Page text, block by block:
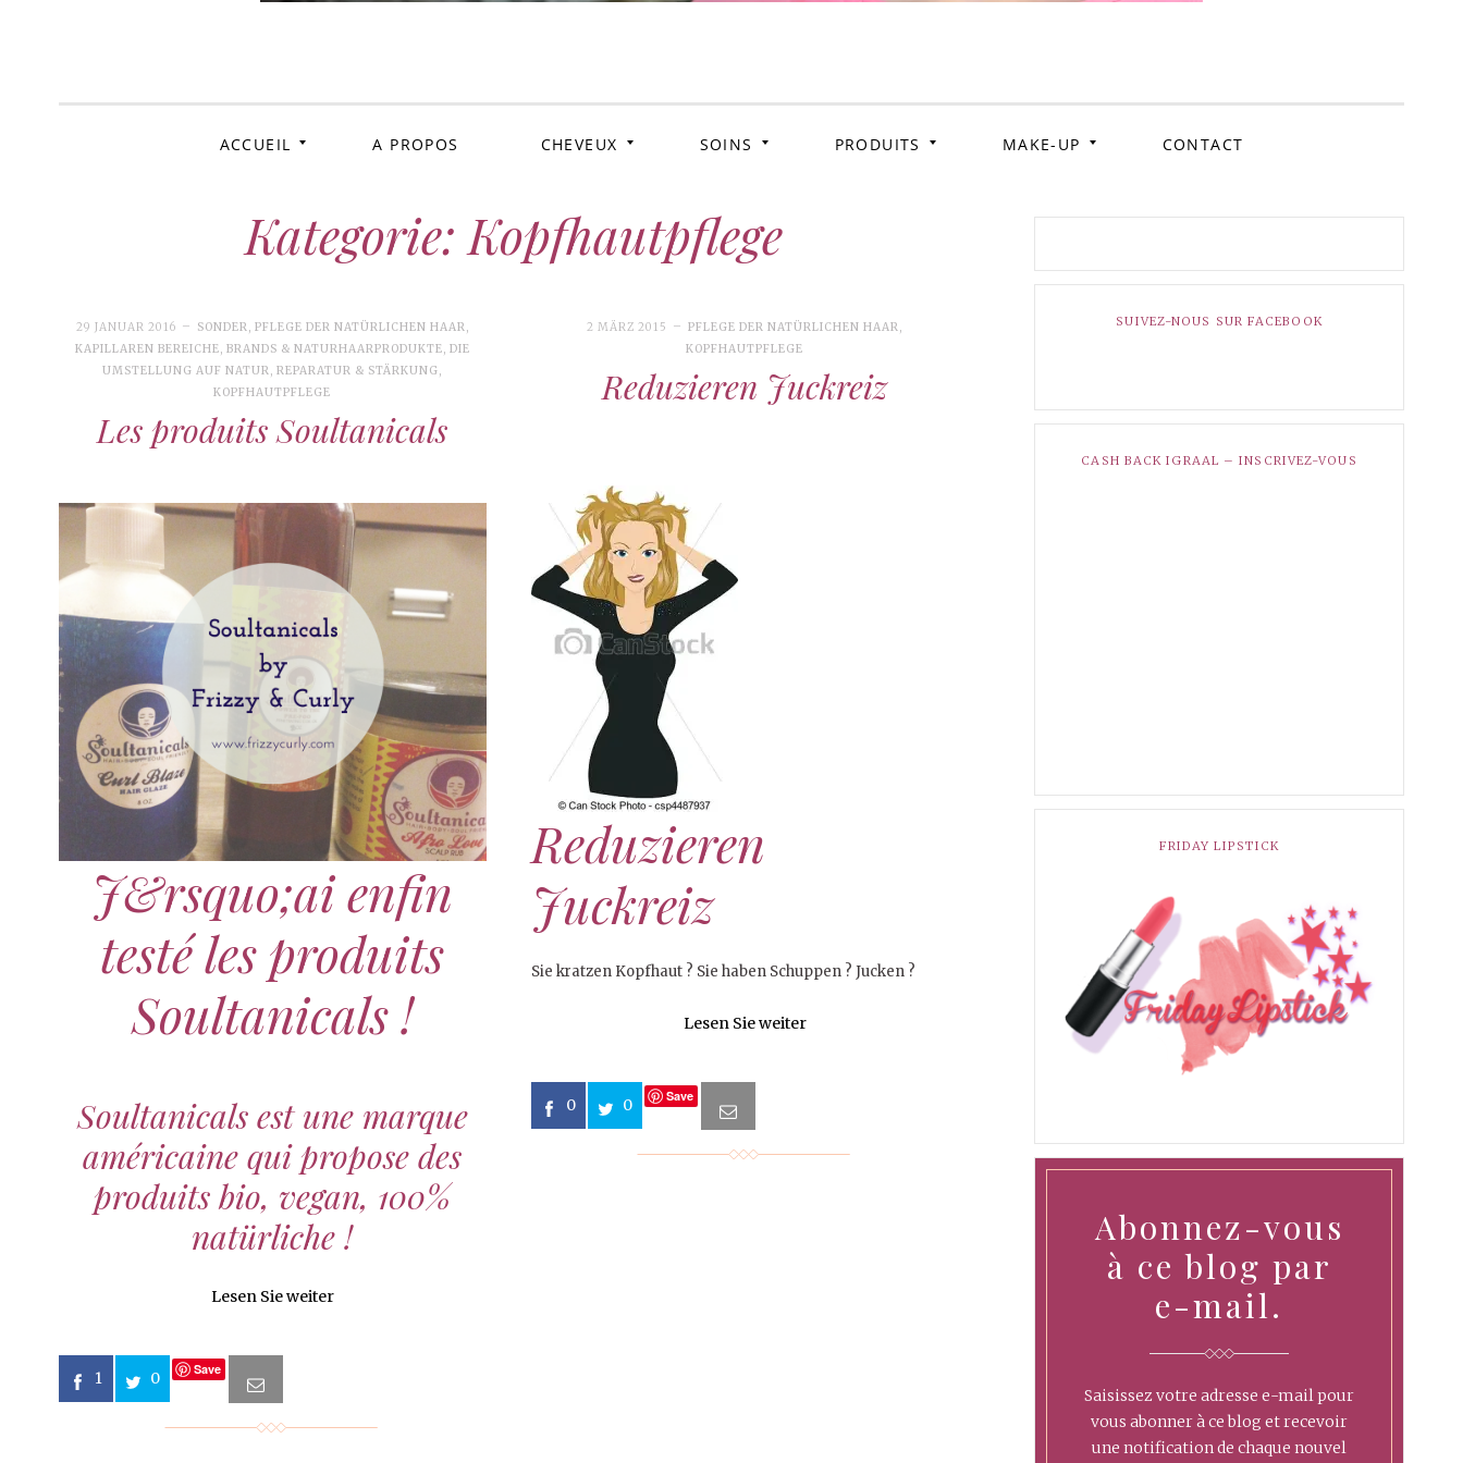
Kraus & Lockig
ACCUEIL A PROPOS CHEVEUX SOINS PRODUITS MAKE-UP CONTACT
Kategorie: Kopfhautpflege
29 JANUAR 2016 SONDER, PFLEGE DER NATÜRLICHEN HAAR,
KAPILLAREN BEREICHE, BRANDS & NATURHAARPRODUKTE, DIE
UMSTELLUNG AUF NATUR,REPARATUR & STÄRKUNG,
KOPFHAUTPFLEGE
Les produits Soultanicals
J&rsquo;ai enfin
testé les produits
Soultanicals !
Soultanicalsest une marque
américaine qui propose des
produits bio, vegan, 100%
natürliche !
Lesen Sie weiter
1 0 Save
2 MÄRZ 2015 PFLEGE DER NATÜRLICHEN HAAR,
KOPFHAUTPFLEGE
Reduzieren Juckreiz
Reduzieren
Juckreiz
Sie kratzen Kopfhaut ? Sie haben Schuppen ? Jucken ?
Lesen Sie weiter
0 0 Save
SUIVEZ-NOUS SUR FACEBOOK
CASH BACK IGRAAL – INSCRIVEZ-VOUS
FRIDAY LIPSTICK
Abonnez-vous
à ce blog par
e-mail.
Saisissez votre adresse e-mail pour
vous abonner à ce blog et recevoir
une notification de chaque nouvel